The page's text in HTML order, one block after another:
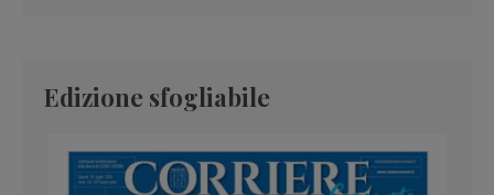
Edizione sfogliabile